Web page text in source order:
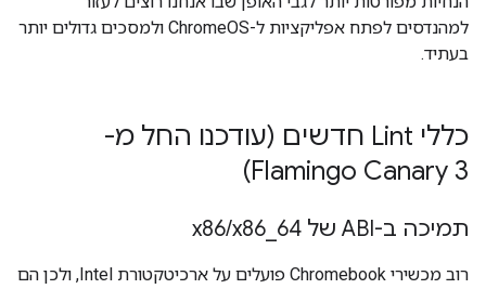
למהנדסים לפתח אפליקציות ל-ChromeOS ולמסכים גדולים יותר
בעתיד.
כללי Lint חדשים (עודכנו החל מ-
Flamingo Canary 3)
תמיכה ב-ABI של x86 /x86 64
רוב מכשירי Chromebook פועלים על ארכיטקטורת Intel, ולכן הם